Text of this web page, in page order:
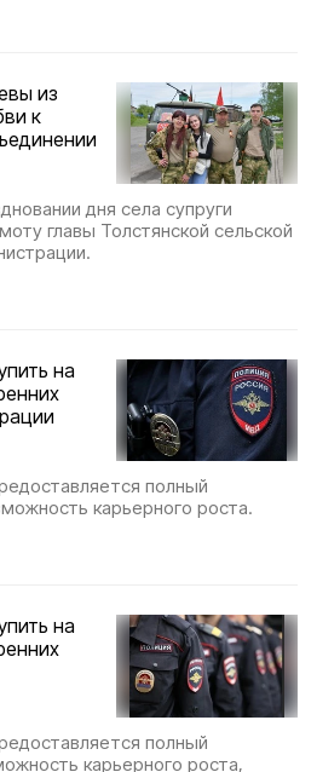
из
к
дня села супруги
главы Толстянской сельской
на
полный
карьерного роста.
на
полный
карьерного роста,